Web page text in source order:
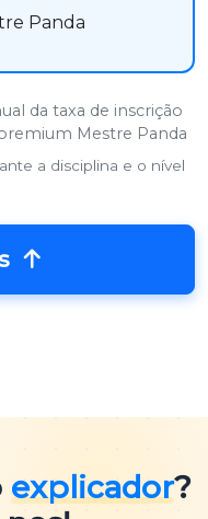
Panda
da taxa de inscrição
Mestre Panda
a disciplina e o nível
explicador?